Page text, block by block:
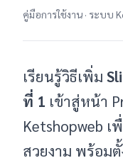
คู่มือการใช้งาน · ระบบ
เรียนรู้วิธีเพิ่ม
ที่ 1 เข้าสู่หน้า
Ketshopweb
สวยงาม พร้อม